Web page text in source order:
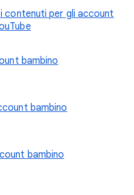
contenuti per gli account
bambino
bambino
bambino